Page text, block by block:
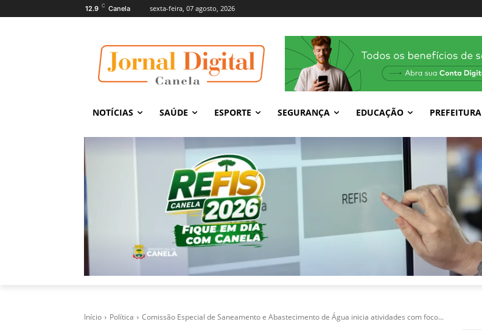
12.9 C Canela sexta-feira, 07 agosto, 2026
NOTÍCIAS SAÚDE ESPORTE SEGURANÇA EDUCAÇÃO PREFEITURA
Início Política Comissão Especial de Saneamento e Abastecimento de Água inicia atividades com foco...